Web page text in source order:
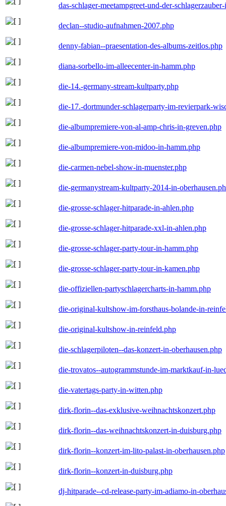
das-schlager-meetampgreet-und-der-
declan--studio-aufnahmen-2007.php
denny-fabian--praesentation-des-albums-zeitlos.php
diana-sorbello-im-alleecenter-in-hamm.php
die-14.-germany-stream-kultparty.php
die-17.-dortmunder-schlagerparty-im-revierpark-
die-albumpremiere-von-al-amp-chris-in-greven.php
die-albumpremiere-von-midoo-in-hamm.php
die-carmen-nebel-show-in-muenster.php
die-germanystream-kultparty-2014-in-
die-grosse-schlager-hitparade-in-ahlen.php
die-grosse-schlager-hitparade-xxl-in-ahlen.php
die-grosse-schlager-party-tour-in-hamm.php
die-grosse-schlager-party-tour-in-kamen.php
die-offiziellen-partyschlagercharts-in-hamm.php
die-original-kultshow-im-forsthaus-bolande-in-
die-original-kultshow-in-reinfeld.php
die-schlagerpiloten--das-konzert-in-oberhausen.php
die-trovatos--autogrammstunde-im-marktkauf-in-
die-vatertags-party-in-witten.php
dirk-florin--das-exklusive-weihnachtskonzert.php
dirk-florin--das-weihnachtskonzert-in-duisburg.php
dirk-florin--konzert-im-lito-palast-in-oberhausen.php
dirk-florin--konzert-in-duisburg.php
dj-hitparade--cd-release-party-im-adiamo-in-